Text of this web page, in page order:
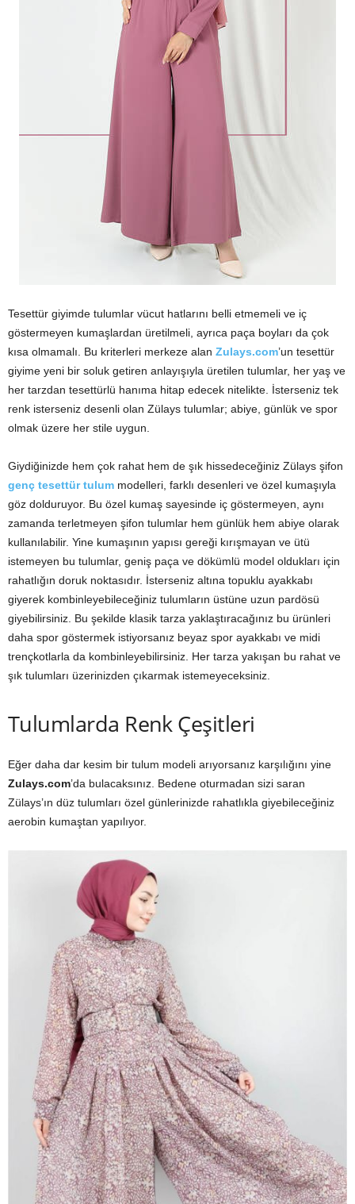
Tesettür giyimde tulumlar vücut hatlarını belli etmemeli ve iç
göstermeyen kumaşlardan üretilmeli, ayrıca paça boyları da çok
kısa olmamalı. Bu kriterleri merkeze alan Zulays.com’un tesettür
giyime yeni bir soluk getiren anlayışıyla üretilen tulumlar, her yaş ve
her tarzdan tesettürlü hanıma hitap edecek nitelikte. İsterseniz tek
renk isterseniz desenli olan Zülays tulumlar; abiye, günlük ve spor
olmak üzere her stile uygun.
Giydiğinizde hem çok rahat hem de şık hissedeceğiniz Zülays şifon
genç tesettür tulum modelleri, farklı desenleri ve özel kumaşıyla
göz dolduruyor. Bu özel kumaş sayesinde iç göstermeyen, aynı
zamanda terletmeyen şifon tulumlar hem günlük hem abiye olarak
kullanılabilir. Yine kumaşının yapısı gereği kırışmayan ve ütü
istemeyen bu tulumlar, geniş paça ve dökümlü model oldukları için
rahatlığın doruk noktasıdır. İsterseniz altına topuklu ayakkabı
giyerek kombinleyebileceğiniz tulumların üstüne uzun pardösü
giyebilirsiniz. Bu şekilde klasik tarza yaklaştıracağınız bu ürünleri
daha spor göstermek istiyorsanız beyaz spor ayakkabı ve midi
trençkotlarla da kombinleyebilirsiniz. Her tarza yakışan bu rahat ve
şık tulumları üzerinizden çıkarmak istemeyeceksiniz.
Tulumlarda Renk Çeşitleri
Eğer daha dar kesim bir tulum modeli arıyorsanız karşılığını yine
Zulays.com’da bulacaksınız. Bedene oturmadan sizi saran
Zülays’ın düz tulumları özel günlerinizde rahatlıkla giyebileceğiniz
aerobin kumaştan yapılıyor.